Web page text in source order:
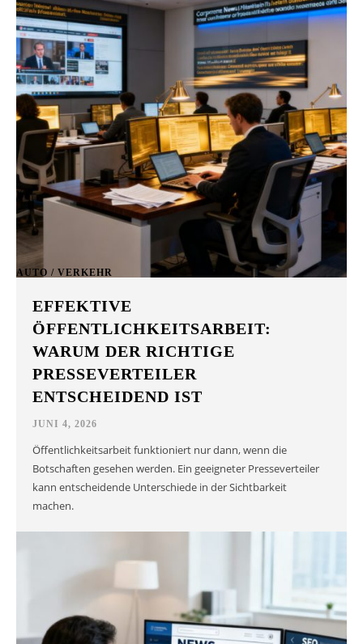
AUTO / VERKEHR
EFFEKTIVE
ÖFFENTLICHKEITSARBEIT:
WARUM DER RICHTIGE
PRESSEVERTEILER
ENTSCHEIDEND IST
JUNI 4, 2026
Öffentlichkeitsarbeit funktioniert nur dann, wenn die
Botschaften gesehen werden. Ein geeigneter Presseverteiler
kann entscheidende Unterschiede in der Sichtbarkeit
machen.